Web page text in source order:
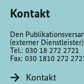
Kontakt
Den
(externer
Tel.: 030 18 272 2721
Fax: 030 1810 272
Kontakt